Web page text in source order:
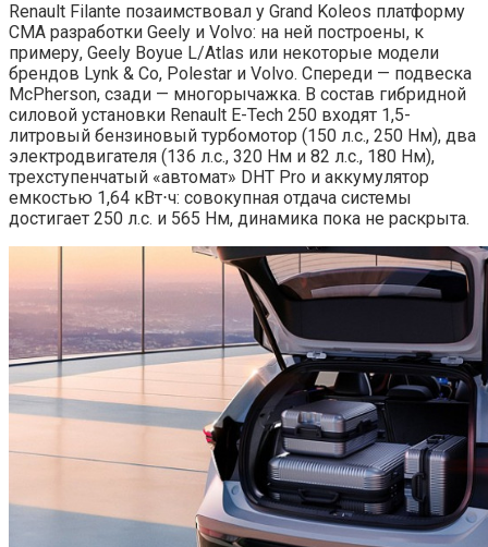
Renault Filante позаимствовал у Grand Koleos платформу
CMA разработки Geely и Volvo: на ней построены, к
примеру, Geely Boyue L/Atlas или некоторые модели
брендов Lynk & Co, Polestar и Volvo. Спереди — подвеска
McPherson, сзади — многорычажка. В состав гибридной
силовой установки Renault E-Tech 250 входят 1,5-
литровый бензиновый турбомотор (150 л.с., 250 Нм), два
электродвигателя (136 л.с., 320 Нм и 82 л.с., 180 Нм),
трехступенчатый «автомат» DHT Pro и аккумулятор
емкостью 1,64 кВт⋅ч: совокупная отдача системы
достигает 250 л.с. и 565 Нм, динамика пока не раскрыта.